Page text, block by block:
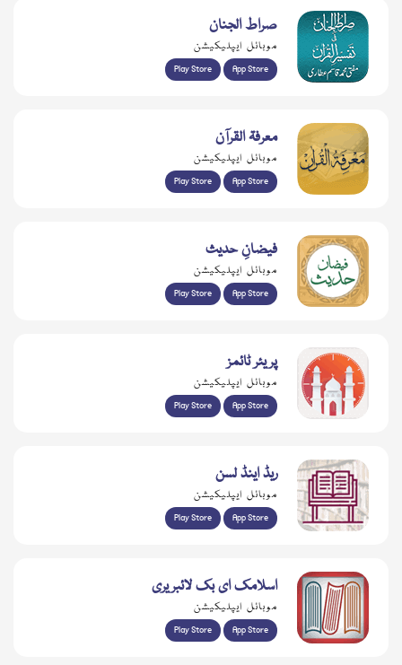
صراط الجنان
موبائل ایپلیکیشن
Play Store App Store
معرفۃ القرآن
موبائل ایپلیکیشن
Play Store App Store
فیضانِ حدیث
موبائل ایپلیکیشن
Play Store App Store
پریئر ٹائمز
موبائل ایپلیکیشن
Play Store App Store
ریڈ اینڈ لسن
موبائل ایپلیکیشن
Play Store App Store
اسلامک ای بک لائبریری
موبائل ایپلیکیشن
Play Store App Store